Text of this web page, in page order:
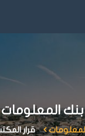
بنك المعلومات
قرار